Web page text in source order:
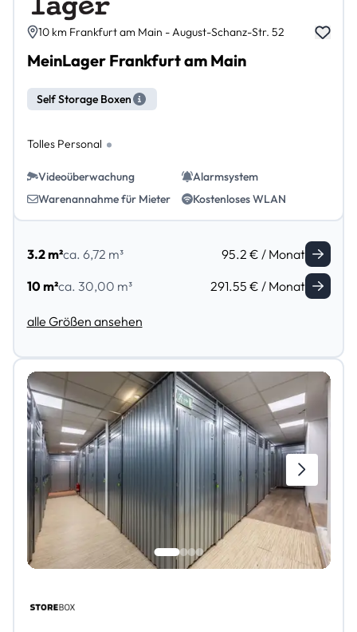
10 km Frankfurt am Main - August-Schanz-Str. 52
MeinLager Frankfurt am Main
Self Storage Boxen
Tolles Personal
Videoüberwachung
Alarmsystem
Warenannahme für Mieter
Kostenloses WLAN
3.2 m²ca. 6,72 m³
95.2 € / Monat
10 m²ca. 30,00 m³ 291.55 € / Monat
alle Größen ansehen